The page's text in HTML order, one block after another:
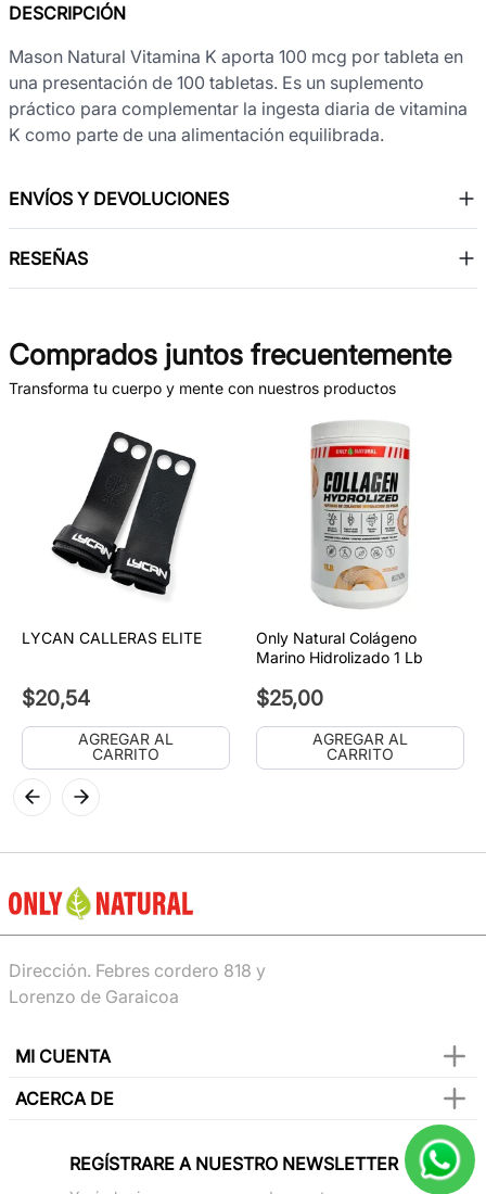
DESCRIPCIÓN
Mason Natural Vitamina K aporta 100 mcg por tableta en
una presentación de 100 tabletas. Es un suplemento
práctico para complementar la ingesta diaria de vitamina
K como parte de una alimentación equilibrada.
ENVÍOS Y DEVOLUCIONES
RESEÑAS
Comprados juntos frecuentemente
Transforma tu cuerpo y mente con nuestros productos
LYCAN CALLERAS ELITE
$20,54
AGREGAR AL
CARRITO
Only Natural Colágeno
Marino Hidrolizado 1 Lb
$25,00
AGREGAR AL
CARRITO
Dirección. Febres cordero 818 y
Lorenzo de Garaicoa
MI CUENTA
ACERCA DE
REGÍSTRARE A NUESTRO NEWSLETTER